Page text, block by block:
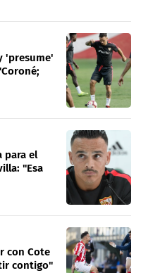
'presume'
para el
"Esa
con Cote
contigo"